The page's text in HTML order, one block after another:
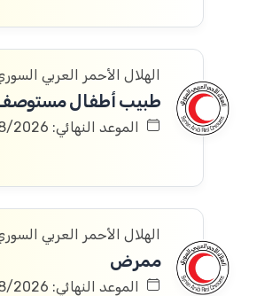
الهلال الأحمر العربي
طبيب أطفال
الموعد النهائي: 10/08/2026
الهلال الأحمر العربي
ممرض
الموعد النهائي: 09/08/2026